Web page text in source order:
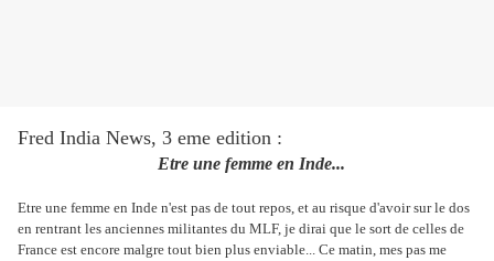
Fred India News, 3 eme edition :
Etre une femme en Inde...
Etre une femme en Inde n'est pas de tout repos, et au risque d'avoir sur le dos
en rentrant les anciennes militantes du MLF, je dirai que le sort de celles de
France est encore malgre tout bien plus enviable... Ce matin, mes pas me